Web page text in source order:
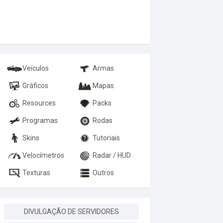
Veículos Armas
Gráficos Mapas
Resources Packs
Programas Rodas
Skins Tutoriais
Velocímetros Radar / HUD
Texturas Outros
DIVULGAÇÃO DE SERVIDORES